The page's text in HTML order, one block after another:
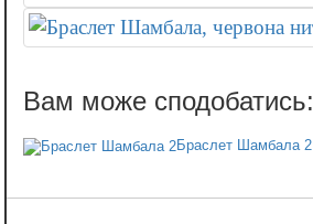
Браслет Шамбала 2